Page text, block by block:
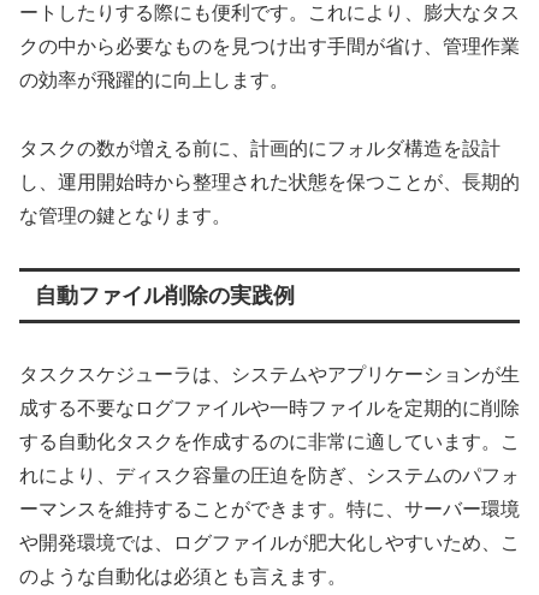
ートしたりする際にも便利です。これにより、膨大なタス
クの中から必要なものを見つけ出す手間が省け、管理作業
の効率が飛躍的に向上します。
タスクの数が増える前に、計画的にフォルダ構造を設計
し、運用開始時から整理された状態を保つことが、長期的
な管理の鍵となります。
自動ファイル削除の実践例
タスクスケジューラは、システムやアプリケーションが生
成する不要なログファイルや一時ファイルを定期的に削除
する自動化タスクを作成するのに非常に適しています。こ
れにより、ディスク容量の圧迫を防ぎ、システムのパフォ
ーマンスを維持することができます。特に、サーバー環境
や開発環境では、ログファイルが肥大化しやすいため、こ
のような自動化は必須とも言えます。